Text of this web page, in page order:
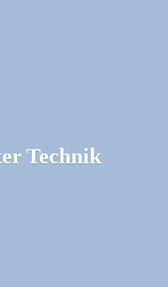
Technik